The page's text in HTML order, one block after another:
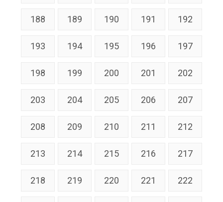
188 189 190 191 192
193 194 195 196 197
198 199 200 201 202
203 204 205 206 207
208 209 210 211 212
213 214 215 216 217
218 219 220 221 222